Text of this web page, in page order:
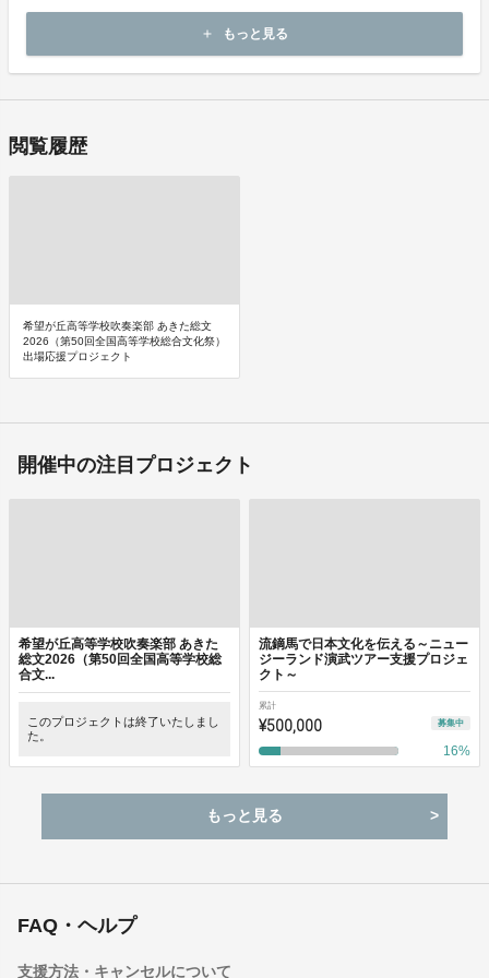
起案者から対応方法をお客様宛にご連絡致します。
add もっと見る
閲覧履歴
希望が丘高等学校吹奏楽部 あきた総文
2026（第50回全国高等学校総合文化祭）
出場応援プロジェクト
開催中の注目プロジェクト
希望が丘高等学校吹奏楽部 あきた
総文2026（第50回全国高等学校総
合文...
このプロジェクトは終了いたしまし
た。
流鏑馬で日本文化を伝える～ニュー
ジーランド演武ツアー支援プロジェ
クト～
累計
¥500,000 募集中
16%
もっと見る
FAQ・ヘルプ
支援方法・キャンセルについて